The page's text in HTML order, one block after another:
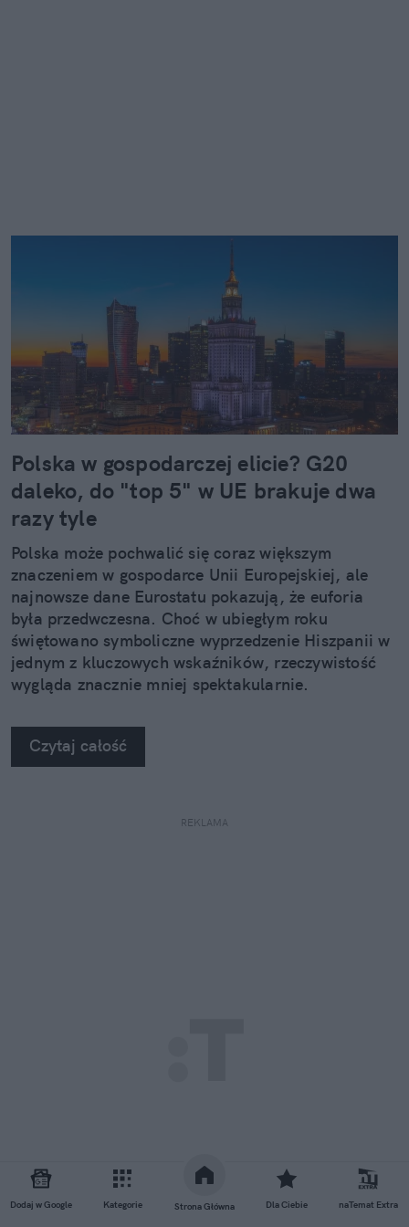
Dodaj w Google Kategorie Strona Główna Dla Ciebie naTemat Extra
Polska w gospodarczej elicie? G20
daleko, do "top 5" w UE brakuje dwa
razy tyle
Polska może pochwalić się coraz większym
znaczeniem w gospodarce Unii Europejskiej, ale
najnowsze dane Eurostatu pokazują, że euforia
była przedwczesna. Choć w ubiegłym roku
świętowano symboliczne wyprzedzenie Hiszpanii w
jednym z kluczowych wskaźników, rzeczywistość
wygląda znacznie mniej spektakularnie.
Czytaj całość
REKLAMA